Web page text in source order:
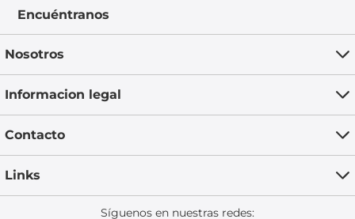
Encuéntranos
Nosotros
Informacion legal
Contacto
Links
Síguenos en nuestras redes: